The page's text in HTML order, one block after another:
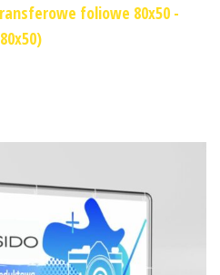
foliowe 80x50 -